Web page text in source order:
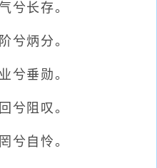
长存。
炳分。
垂勋。
阻叹。
自怜。